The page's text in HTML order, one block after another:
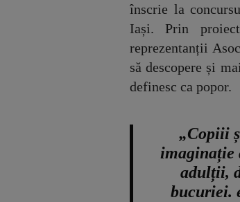
înscrie la
Iași. Prin
reprezentanții
să descopere și
definesc ca popor.
„Copiii
imaginație
adulții,
bucuriei.